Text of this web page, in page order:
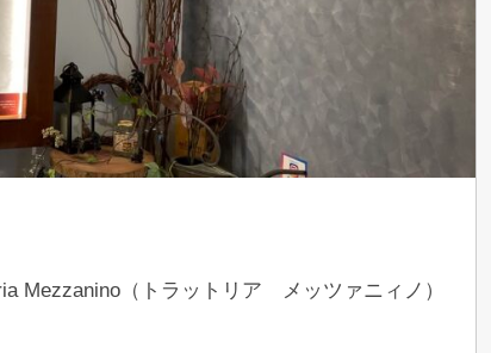
Mezzanino（トラットリア メッツァニィノ）